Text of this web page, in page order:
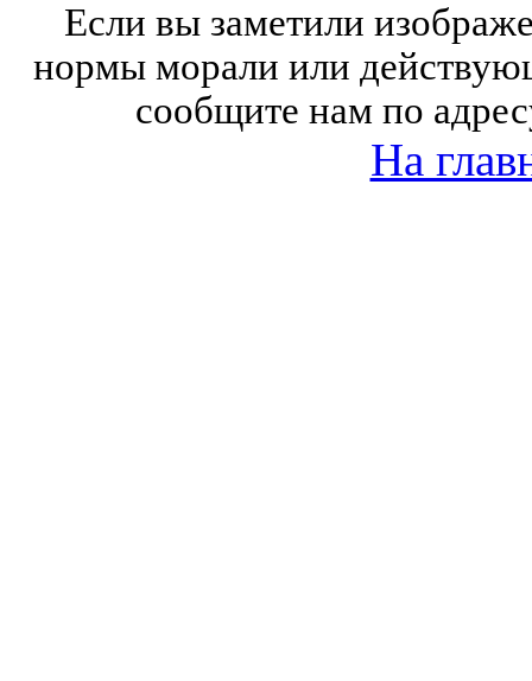
Если вы заметили
нормы морали или
сообщите нам по
На